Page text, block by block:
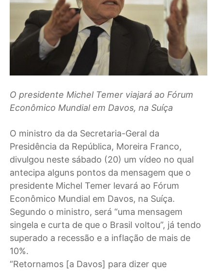
O presidente Michel Temer viajará ao Fórum
Econômico Mundial em Davos, na Suíça
O ministro da da Secretaria-Geral da
Presidência da República, Moreira Franco,
divulgou neste sábado (20) um vídeo no qual
antecipa alguns pontos da mensagem que o
presidente Michel Temer levará ao Fórum
Econômico Mundial em Davos, na Suíça.
Segundo o ministro, será “uma mensagem
singela e curta de que o Brasil voltou”, já tendo
superado a recessão e a inflação de mais de
10%.
“Retornamos [a Davos] para dizer que